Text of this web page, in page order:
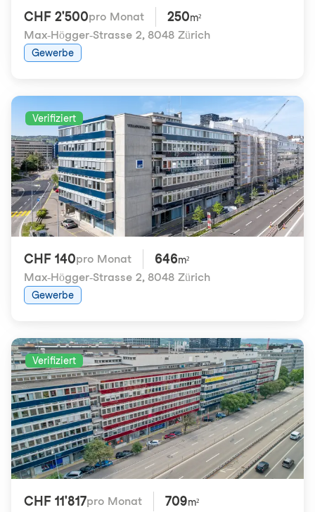
CHF 2'500pro Monat 250m²
Max-Högger-Strasse 2, 8048 Zürich
Gewerbe
Verifiziert
CHF 140pro Monat 646m²
Max-Högger-Strasse 2, 8048 Zürich
Gewerbe
Verifiziert
CHF 11'817pro Monat 709m²